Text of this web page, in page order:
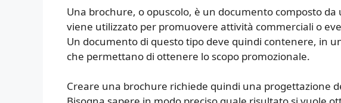
Una brochure, o opuscolo, è un documento composto
viene utilizzato per promuovere attività commerciali o
Un documento di questo tipo deve quindi contenere, in
che permettano di ottenere lo scopo promozionale.
Creare una brochure richiede quindi una progettazione